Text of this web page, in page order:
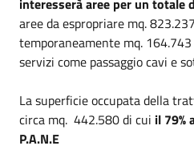
aree da espropriare mq.
temporaneamente mq.
servizi come passaggio cavi e
La superficie occupata della
circa mq. 442.580 di cui il 79%
P.A.N.E